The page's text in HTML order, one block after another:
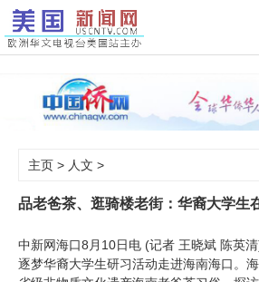
主页 > 人文 >
品老爸茶、逛骑楼老街：华裔大学生
中新网海口8月10日电 (记者 王晓斌 陈英
逐梦华裔大学生研习活动走进海南海口。